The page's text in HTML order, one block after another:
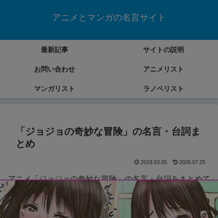
アニメとマンガの名言サイト
最新記事 サイトの説明
お問い合わせ アニメリスト
マンガリスト ラノベリスト
「ジョジョの奇妙な冒険」の名言・台詞ま
とめ
2019.03.05 2026.07.25
アニメ「ジョジョの奇妙な冒険」の名言・台詞をまとめて
いきます。